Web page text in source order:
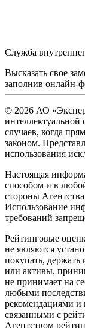
Служба
Высказать свое
заполнив онлайн-
© 2026 АО
случаев, когда
законом.
использования
Настоящая
способом и в
стороны
Использование
требований
Рейтинговые
не являются
покупать,
или активы,
не принимает на
любыми
рекомендациями
связанными с
Агентством